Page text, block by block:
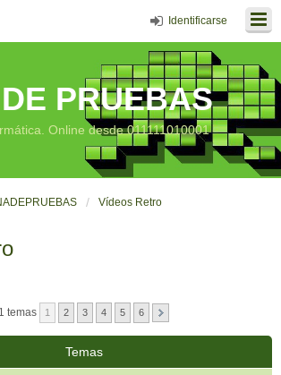
Identificarse
PRUEBAS
Online desde 011111010001
Vídeos Retro
temas 1 2 3 4 5 6
Temas